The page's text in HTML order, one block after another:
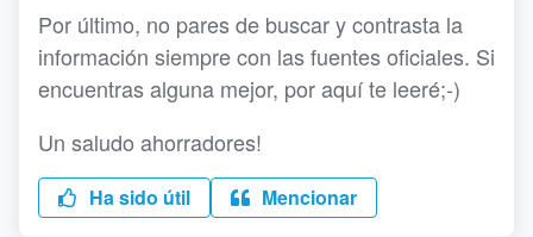
Por último, no pares de buscar y contrasta la
información siempre con las fuentes oficiales. Si
encuentras alguna mejor, por aquí te leeré;-)
Un saludo ahorradores!
Ha sido útil Mencionar